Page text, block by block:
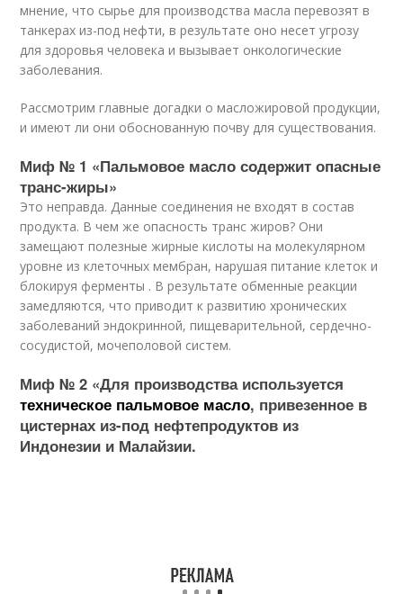
мнение, что сырье для производства масла перевозят в
танкерах из-под нефти, в результате оно несет угрозу
для здоровья человека и вызывает онкологические
заболевания.
Рассмотрим главные догадки о масложировой продукции,
и имеют ли они обоснованную почву для существования.
Миф № 1 «Пальмовое масло содержит опасные
транс-жиры»
Это неправда. Данные соединения не входят в состав
продукта. В чем же опасность транс жиров? Они
замещают полезные жирные кислоты на молекулярном
уровне из клеточных мембран, нарушая питание клеток и
блокируя ферменты . В результате обменные реакции
замедляются, что приводит к развитию хронических
заболеваний эндокринной, пищеварительной, сердечно-
сосудистой, мочеполовой систем.
Миф № 2 «Для производства используется
техническое пальмовое масло, привезенное в
цистернах из-под нефтепродуктов из
Индонезии и Малайзии.